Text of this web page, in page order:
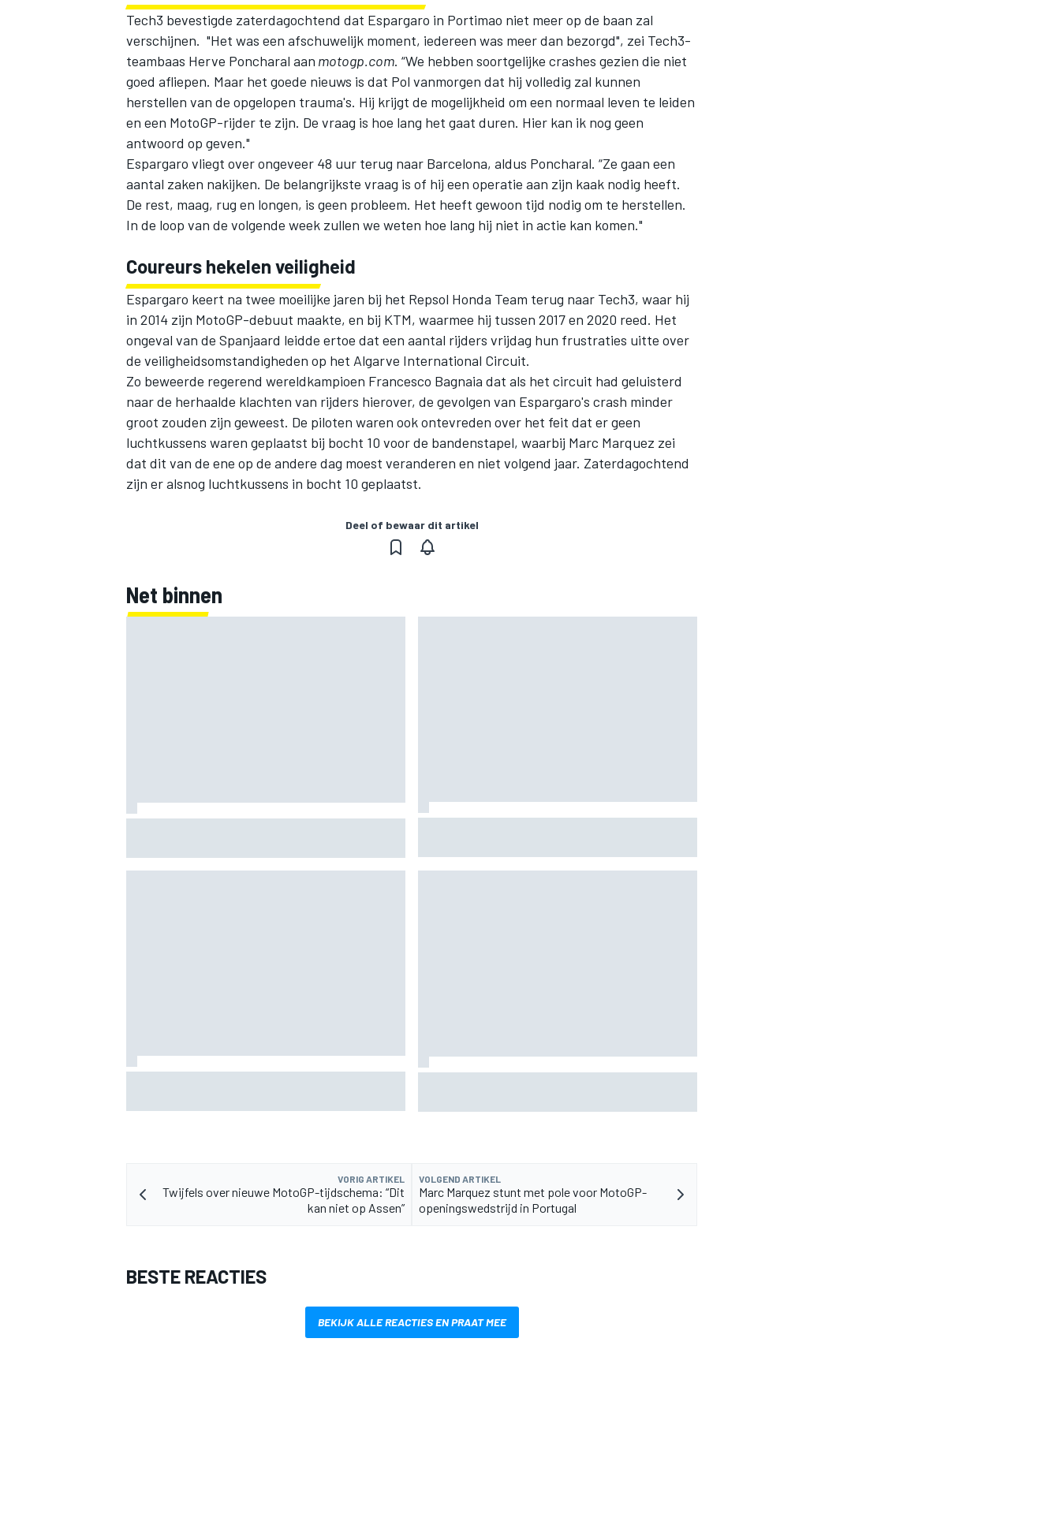
Tech3 bevestigde zaterdagochtend dat Espargaro in Portimao niet meer op de baan zal
verschijnen. "Het was een afschuwelijk moment, iedereen was meer dan bezorgd", zei Tech3-
teambaas Herve Poncharal aan motogp.com. “We hebben soortgelijke crashes gezien die niet
goed afliepen. Maar het goede nieuws is dat Pol vanmorgen dat hij volledig zal kunnen
herstellen van de opgelopen trauma's. Hij krijgt de mogelijkheid om een ​​normaal leven te leiden
en een MotoGP-rijder te zijn. De vraag is hoe lang het gaat duren. Hier kan ik nog geen
antwoord op geven."
Espargaro vliegt over ongeveer 48 uur terug naar Barcelona, aldus Poncharal. “Ze gaan een
aantal zaken nakijken. De belangrijkste vraag is of hij een operatie aan zijn kaak nodig heeft.
De rest, maag, rug en longen, is geen probleem. Het heeft gewoon tijd nodig om te herstellen.
In de loop van de volgende week zullen we weten hoe lang hij niet in actie kan komen."
Coureurs hekelen veiligheid
Espargaro keert na twee moeilijke jaren bij het Repsol Honda Team terug naar Tech3, waar hij
in 2014 zijn MotoGP-debuut maakte, en bij KTM, waarmee hij tussen 2017 en 2020 reed. Het
ongeval van de Spanjaard leidde ertoe dat een aantal rijders vrijdag hun frustraties uitte over
de veiligheidsomstandigheden op het Algarve International Circuit.
Zo beweerde regerend wereldkampioen Francesco Bagnaia dat als het circuit had geluisterd
naar de herhaalde klachten van rijders hierover, de gevolgen van Espargaro's crash minder
groot zouden zijn geweest. De piloten waren ook ontevreden over het feit dat er geen
luchtkussens waren geplaatst bij bocht 10 voor de bandenstapel, waarbij Marc Marquez zei
dat dit van de ene op de andere dag moest veranderen en niet volgend jaar. Zaterdagochtend
zijn er alsnog luchtkussens in bocht 10 geplaatst.
Deel of bewaar dit artikel
Net binnen
VORIG ARTIKEL
Twijfels over nieuwe MotoGP-tijdschema: “Dit
kan niet op Assen”
VOLGEND ARTIKEL
Marc Marquez stunt met pole voor MotoGP-
openingswedstrijd in Portugal
BESTE REACTIES
BEKIJK ALLE REACTIES EN PRAAT MEE